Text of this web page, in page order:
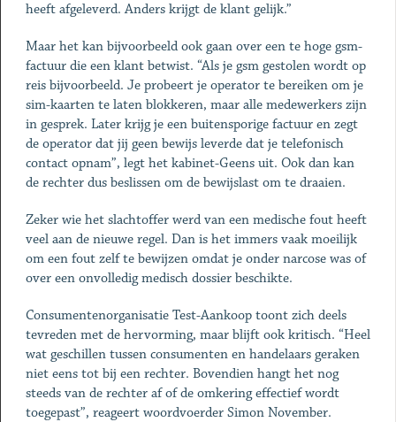
heeft afgeleverd. Anders krijgt de klant gelijk.”
Maar het kan bijvoorbeeld ook gaan over een te hoge gsm-
factuur die een klant betwist. “Als je gsm gestolen wordt op
reis bijvoorbeeld. Je probeert je ­operator te bereiken om je
sim-kaarten te laten blokkeren, maar alle medewerkers zijn
in gesprek. Later krijg je een buitensporige factuur en zegt
de operator dat jij geen bewijs leverde dat je telefonisch
contact opnam”, legt het kabinet-Geens uit. Ook dan kan
de rechter dus beslissen om de bewijslast om te draaien.
Zeker wie het slachtoffer werd van een medische fout heeft
veel aan de nieuwe regel. Dan is het immers vaak moeilijk
om een fout zelf te bewijzen omdat je onder narcose was of
over een onvolledig medisch dossier ­beschikte.
Consumentenorganisatie Test-Aankoop toont zich deels
tevreden met de hervorming, maar blijft ook kritisch. “Heel
wat geschillen tussen consumenten en handelaars geraken
niet eens tot bij een rechter. Bovendien hangt het nog
steeds van de rechter af of de omkering effectief wordt
toegepast”, reageert woordvoerder Simon November.